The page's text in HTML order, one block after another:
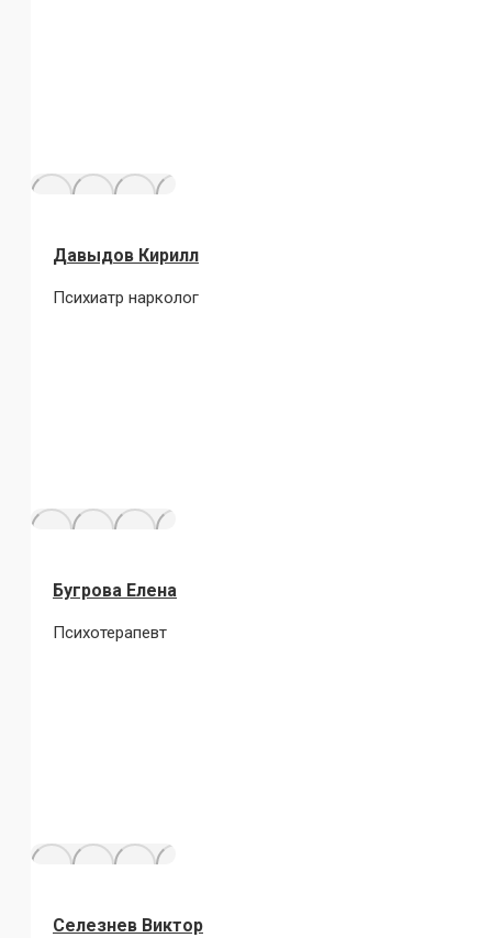
Давыдов Кирилл
Психиатр нарколог
Бугрова Елена
Психотерапевт
Селезнев Виктор